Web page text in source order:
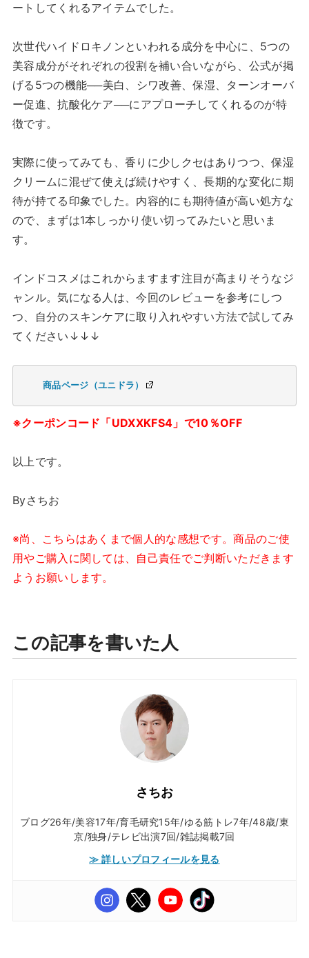
ートしてくれるアイテムでした。
次世代ハイドロキノンといわれる成分を中心に、5つの
美容成分がそれぞれの役割を補い合いながら、公式が掲
げる5つの機能──美白、シワ改善、保湿、ターンオーバ
ー促進、抗酸化ケア──にアプローチしてくれるのが特
徴です。
実際に使ってみても、香りに少しクセはありつつ、保湿
クリームに混ぜて使えば続けやすく、長期的な変化に期
待が持てる印象でした。内容的にも期待値が高い処方な
ので、まずは1本しっかり使い切ってみたいと思いま
す。
インドコスメはこれからますます注目が高まりそうなジ
ャンル。気になる人は、今回のレビューを参考にしつ
つ、自分のスキンケアに取り入れやすい方法で試してみ
てください↓↓↓
商品ページ（ユニドラ）
※クーポンコード「UDXXKFS4」で10％OFF
以上です。
Byさちお
※尚、こちらはあくまで個人的な感想です。商品のご使
用やご購入に関しては、自己責任でご判断いただきます
ようお願いします。
この記事を書いた人
さちお
ブログ26年/美容17年/育毛研究15年/ゆる筋トレ7年/48歳/東
京/独身/テレビ出演7回/雑誌掲載7回
≫ 詳しいプロフィールを見る